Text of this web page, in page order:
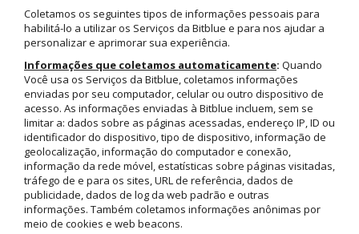
Coletamos os seguintes tipos de informações pessoais para
habilitá-lo a utilizar os Serviços da Bitblue e para nos ajudar a
personalizar e aprimorar sua experiência.
Informações que coletamos automaticamente: Quando
Você usa os Serviços da Bitblue, coletamos informações
enviadas por seu computador, celular ou outro dispositivo de
acesso. As informações enviadas à Bitblue incluem, sem se
limitar a: dados sobre as páginas acessadas, endereço IP, ID ou
identificador do dispositivo, tipo de dispositivo, informação de
geolocalização, informação do computador e conexão,
informação da rede móvel, estatísticas sobre páginas visitadas,
tráfego de e para os sites, URL de referência, dados de
publicidade, dados de log da web padrão e outras
informações. Também coletamos informações anônimas por
meio de cookies e web beacons.